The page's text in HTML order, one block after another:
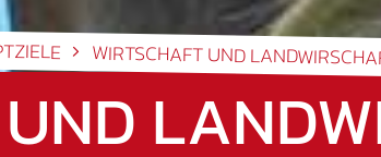
WIRTSCHAFT UND